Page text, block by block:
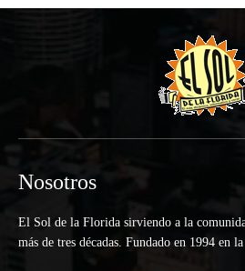
Nosotros
El Sol de la Florida sirviendo a la
más de tres décadas. Fundado en 1994 en